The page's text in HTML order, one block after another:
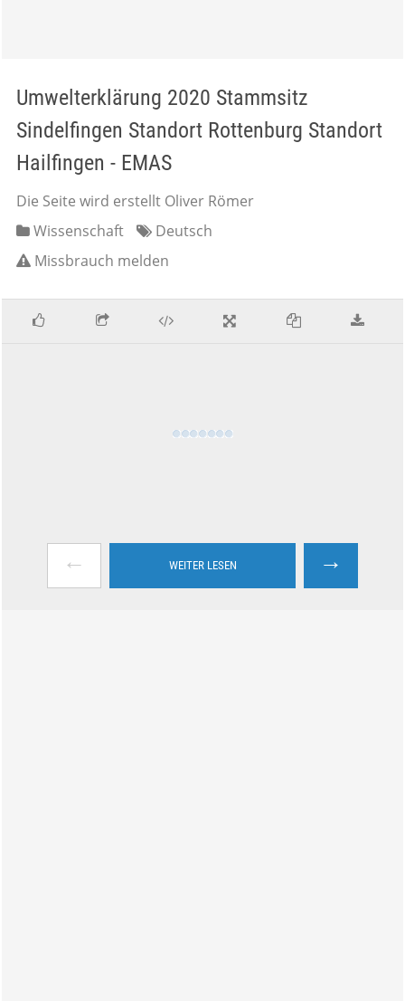
Umwelterklärung 2020 Stammsitz
Sindelfingen Standort Rottenburg Standort
Hailfingen - EMAS
Die Seite wird erstellt Oliver Römer
Wissenschaft
Deutsch
Missbrauch melden
← WEITER LESEN →